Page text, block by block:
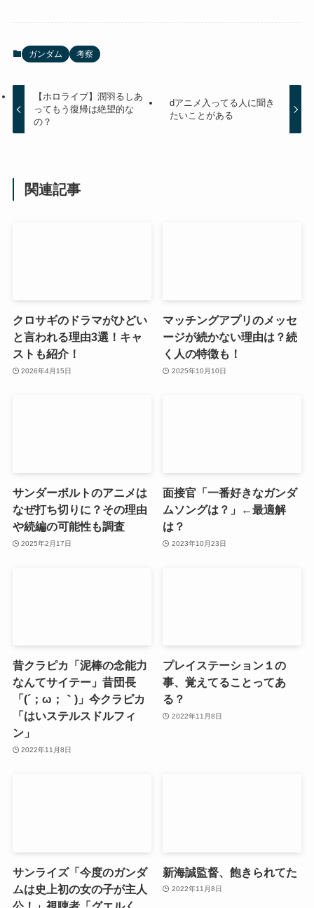
ガンダム 考察
【ホロライブ】潤羽るしあ
ってもう復帰は絶望的な
の？
dアニメ入ってる人に聞き
たいことがある
関連記事
クロサギのドラマがひどい
と言われる理由3選！キャ
ストも紹介！
2026年4月15日
マッチングアプリのメッセ
ージが続かない理由は？続
く人の特徴も！
2025年10月10日
サンダーボルトのアニメは
なぜ打ち切りに？その理由
や続編の可能性も調査
2025年2月17日
面接官「一番好きなガンダ
ムソングは？」←最適解
は？
2023年10月23日
昔クラピカ「泥棒の念能力
なんてサイテー」昔団長
「(´；ω；｀)」今クラピカ
「はいステルスドルフィ
ン」
2022年11月8日
プレイステーション１の
事、覚えてることってあ
る？
2022年11月8日
サンライズ「今度のガンダ
ムは史上初の女の子が主人
新海誠監督、飽きられてた
2022年11月8日